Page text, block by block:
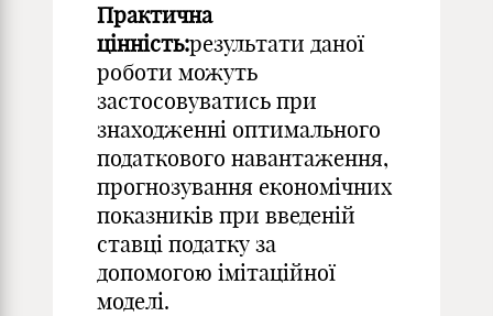
Практична
цінність:результати даної
роботи можуть
застосовуватись при
знаходженні оптимального
податкового навантаження,
прогнозування економічних
показників при введеній
ставці податку за
допомогою імітаційної
моделі.